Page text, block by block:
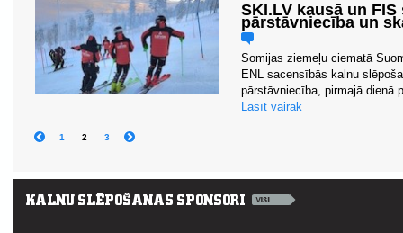
SKI.LV kausā un
pārstāvniecība un
Somijas ziemeļu ciematā
ENL sacensībās kalnu
pārstāvniecība, pirmajā dienā
Lasīt vairāk
1 2 3